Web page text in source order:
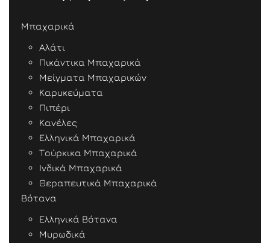
Μπαχαρικά
Αλάτι
Πικάντικα Μπαχαρικά
Μείγματα Μπαχαρικών
Καρυκεύματα
Πιπέρι
Κανέλες
Ελληνικά Μπαχαρικά
Τούρκικα Μπαχαρικά
Ινδικά Μπαχαρικά
Θεραπευτικά Μπαχαρικά
Βότανα
Ελληνικά Βότανα
Μυρωδικά